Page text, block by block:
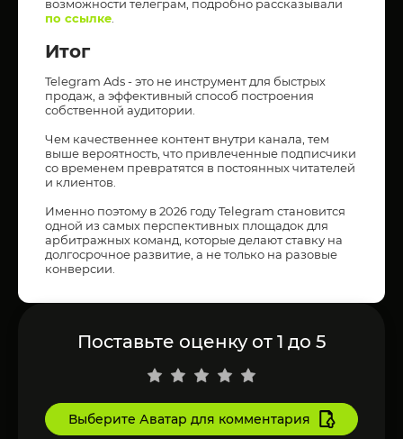
возможности телеграм, подробно рассказывали
по ссылке
Итог
Telegram Ads - это не инструмент для быстрых
продаж, а эффективный способ построения
собственной аудитории.
Чем качественнее контент внутри канала, тем
выше вероятность, что привлеченные подписчики
со временем превратятся в постоянных читателей
и клиентов.
Именно поэтому в 2026 году Telegram становится
одной из самых перспективных площадок для
арбитражных команд, которые делают ставку на
долгосрочное развитие, а не только на разовые
конверсии.
Поставьте оценку от 1 до 5
Выберите Аватар для комментария